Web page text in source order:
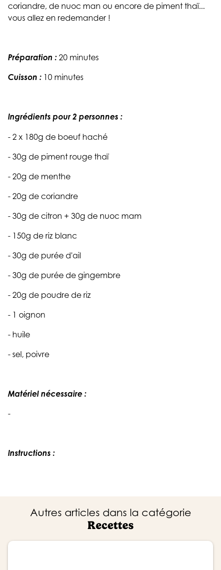
coriandre, de nuoc man ou encore de piment thaï...
vous allez en redemander !
Préparation : 20 minutes
Cuisson : 10 minutes
Ingrédients pour 2 personnes :
- 2 x 180g de boeuf haché
- 30g de piment rouge thaï
- 20g de menthe
- 20g de coriandre
- 30g de citron + 30g de nuoc mam
- 150g de riz blanc
- 30g de purée d'ail
- 30g de purée de gingembre
- 20g de poudre de riz
- 1 oignon
- huile
- sel, poivre
Matériel nécessaire :
-
Instructions :
Autres articles dans la catégorie
Recettes